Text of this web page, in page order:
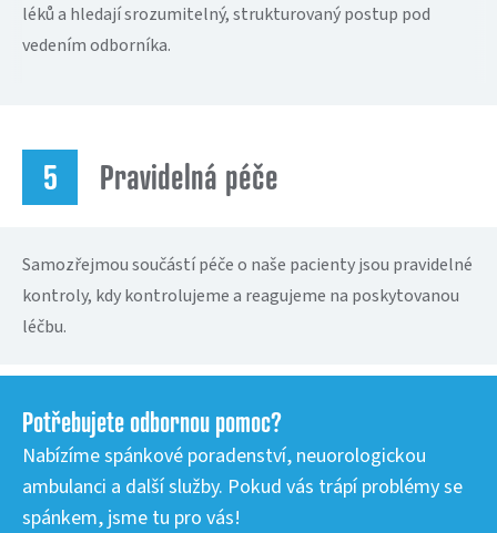
léků a hledají srozumitelný, strukturovaný postup pod
vedením odborníka.
Pravidelná péče
Samozřejmou součástí péče o naše pacienty jsou pravidelné
kontroly, kdy kontrolujeme a reagujeme na poskytovanou
léčbu.
Potřebujete odbornou pomoc?
Nabízíme spánkové poradenství, neuorologickou
ambulanci a další služby. Pokud vás trápí problémy se
spánkem, jsme tu pro vás!